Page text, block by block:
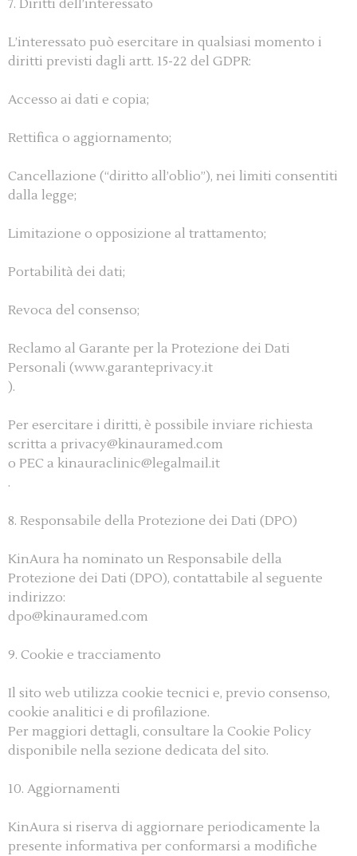
7. Diritti dell’interessato
L’interessato può esercitare in qualsiasi momento i
diritti previsti dagli artt. 15-22 del GDPR:
Accesso ai dati e copia;
Rettifica o aggiornamento;
Cancellazione (“diritto all’oblio”), nei limiti consentiti
dalla legge;
Limitazione o opposizione al trattamento;
Portabilità dei dati;
Revoca del consenso;
Reclamo al Garante per la Protezione dei Dati
Personali (www.garanteprivacy.it
).
Per esercitare i diritti, è possibile inviare richiesta
scritta a privacy@kinauramed.com
o PEC a kinauraclinic@legalmail.it
.
8. Responsabile della Protezione dei Dati (DPO)
KinAura ha nominato un Responsabile della
Protezione dei Dati (DPO), contattabile al seguente
indirizzo:
dpo@kinauramed.com
9. Cookie e tracciamento
Il sito web utilizza cookie tecnici e, previo consenso,
cookie analitici e di profilazione.
Per maggiori dettagli, consultare la Cookie Policy
disponibile nella sezione dedicata del sito.
10. Aggiornamenti
KinAura si riserva di aggiornare periodicamente la
presente informativa per conformarsi a modifiche